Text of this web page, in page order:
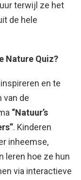
terwijl ze het
de hele
Nature Quiz?
en te
van de
“Natuur’s
. Kinderen
inheemse,
leren hoe ze hun
via interactieve